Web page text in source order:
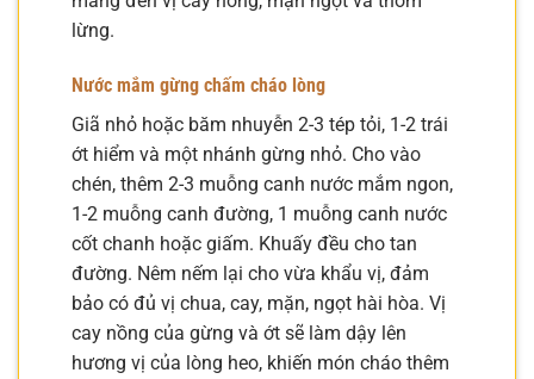
lừng.
Nước mắm gừng chấm cháo lòng
Giã nhỏ hoặc băm nhuyễn 2-3 tép tỏi, 1-2 trái
ớt hiểm và một nhánh gừng nhỏ. Cho vào
chén, thêm 2-3 muỗng canh nước mắm ngon,
1-2 muỗng canh đường, 1 muỗng canh nước
cốt chanh hoặc giấm. Khuấy đều cho tan
đường. Nêm nếm lại cho vừa khẩu vị, đảm
bảo có đủ vị chua, cay, mặn, ngọt hài hòa. Vị
cay nồng của gừng và ớt sẽ làm dậy lên
hương vị của lòng heo, khiến món cháo thêm